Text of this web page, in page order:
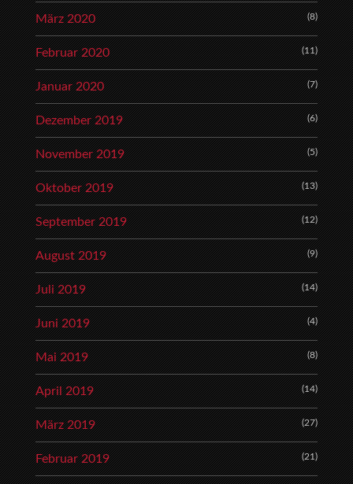
März 2020 (8)
Februar 2020 (11)
Januar 2020 (7)
Dezember 2019 (6)
November 2019 (5)
Oktober 2019 (13)
September 2019 (12)
August 2019 (9)
Juli 2019 (14)
Juni 2019 (4)
Mai 2019 (8)
April 2019 (14)
März 2019 (27)
Februar 2019 (21)